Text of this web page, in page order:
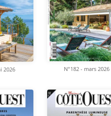
2026 N°182 - mars 2026